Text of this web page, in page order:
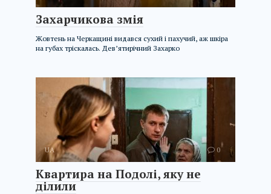
Захарчикова змія
Жовтень на Черкащині видався сухий і пахучий, аж шкіра
на губах тріскалась. Дев’ятирічний Захарко
UA 0
Квартира на Подолі, яку не
ділили